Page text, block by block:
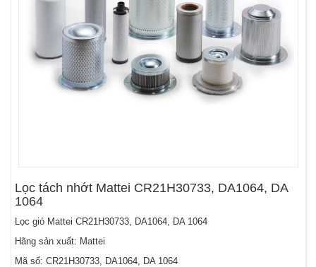
Lọc tách nhớt Mattei CR21H30733, DA1064, DA
1064
Lọc gió Mattei CR21H30733, DA1064, DA 1064
Hãng sản xuất: Mattei
Mã số: CR21H30733, DA1064, DA 1064